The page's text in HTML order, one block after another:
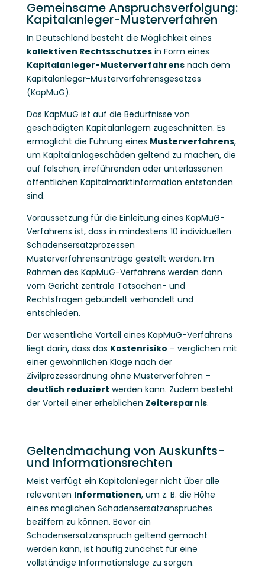
Gemeinsame Anspruchsverfolgung:
Kapitalanleger-Musterverfahren
In Deutschland besteht die Möglichkeit eines
kollektiven Rechtsschutzesin Form eines
Kapitalanleger-Musterverfahrensnach dem
Kapitalanleger-Musterverfahrensgesetzes
(KapMuG).
Das KapMuG ist auf die Bedürfnisse von
geschädigten Kapitalanlegern zugeschnitten. Es
ermöglicht die Führung eines Musterverfahrens,
um Kapitalanlageschäden geltend zu machen, die
auf falschen, irreführenden oder unterlassenen
öffentlichen Kapitalmarktinformation entstanden
sind.
Voraussetzung für die Einleitung eines KapMuG-
Verfahrens ist, dass in mindestens 10 individuellen
Schadensersatzprozessen
Musterverfahrensanträge gestellt werden. Im
Rahmen des KapMuG-Verfahrens werden dann
vom Gericht zentrale Tatsachen- und
Rechtsfragen gebündelt verhandelt und
entschieden.
Der wesentliche Vorteil eines KapMuG-Verfahrens
liegt darin, dass das Kostenrisiko – verglichen mit
einer gewöhnlichen Klage nach der
Zivilprozessordnung ohne Musterverfahren –
deutlich reduziert werden kann. Zudem besteht
der Vorteil einer erheblichen Zeitersparnis.
Geltendmachung von Auskunfts-
und Informationsrechten
Meist verfügt ein Kapitalanleger nicht über alle
relevanten Informationen, um z. B. die Höhe
eines möglichen Schadensersatzanspruches
beziffern zu können. Bevor ein
Schadensersatzanspruch geltend gemacht
werden kann, ist häufig zunächst für eine
vollständige Informationslage zu sorgen.